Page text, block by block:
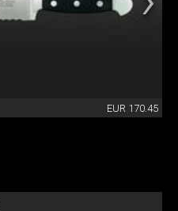
EUR 170.45